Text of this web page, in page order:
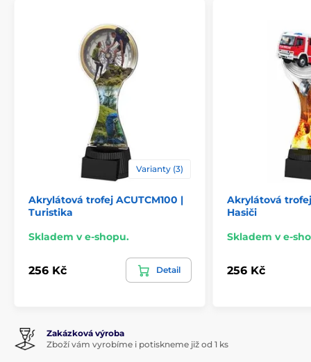
Varianty (3)
Akrylátová trofej ACUTCM100 |
Turistika
Skladem v e-shopu.
256 Kč Detail
Akrylátová trofej
Hasiči
Skladem v e-
256 Kč
Zakázková výroba
Zboží vám vyrobíme i potiskneme již od 1 ks